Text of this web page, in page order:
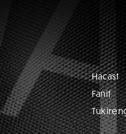
Hacast
Fanit